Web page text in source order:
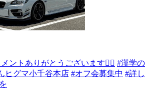
ントありがとうございます🙇‍♂️ #漢学の
ヒグマ小千谷本店 #オフ会募集中 #詳し